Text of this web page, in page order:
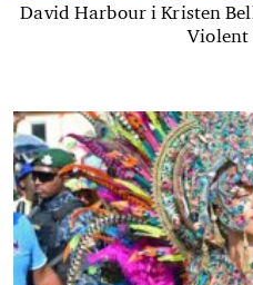
David Harbour i Kristen